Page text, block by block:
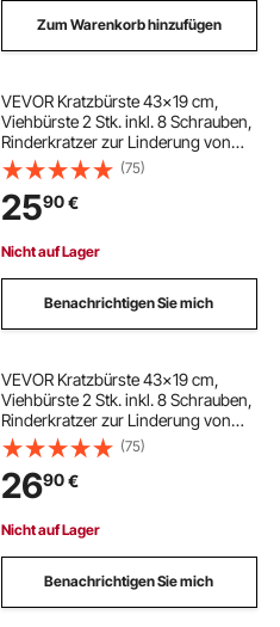
Zum Warenkorb hinzufügen
VEVOR Kratzbürste 43x19 cm,
Viehbürste 2 Stk. inkl. 8 Schrauben,
Rinderkratzer zur Linderung von
Rückenjucken, Massage-& Pflege-
Kratzwerkzeug für Pferde, Rinder,
Schafe & Schweine, Grün & Blau
(75)
2590€
Nicht auf Lager
Benachrichtigen Sie mich
VEVOR Kratzbürste 43x19 cm,
Viehbürste 2 Stk. inkl. 8 Schrauben,
Rinderkratzer zur Linderung von
Rückenjucken, Massage-& Pflege-
Kratzwerkzeug für Pferde, Rinder,
Schafe & Schweine, Blau & Rot
(75)
2690€
Nicht auf Lager
Benachrichtigen Sie mich